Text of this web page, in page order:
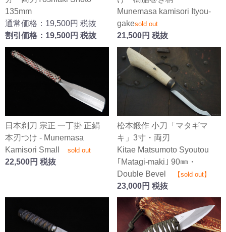
135mm
通常価格：19,500円 税抜
割引価格：19,500円 税抜
Munemasa kamisori Ityou-
gakesold out
21,500円 税抜
日本剃刀 宗正 一丁掛 正絹
本刃つけ - Munemasa
Kamisori Small sold out
22,500円 税抜
松本鍛作 小刀「マタギマ
キ」3寸・両刃
Kitae Matsumoto Syoutou
｢Matagi-maki｣ 90㎜・
Double Bevel
【sold out】
23,000円 税抜